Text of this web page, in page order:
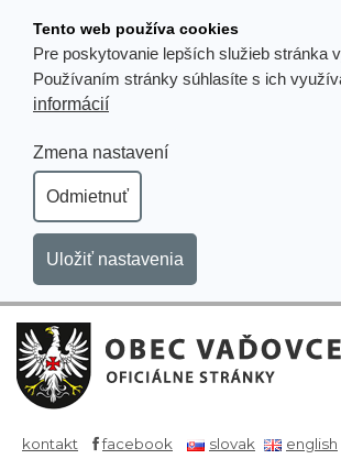
obsahu
Tento web používa cookies
Pre poskytovanie lepších služieb stránka
Používaním stránky súhlasíte s ich
informácií
Zmena nastavení
Odmietnuť
Uložiť nastavenia
kontakt facebook slovak english